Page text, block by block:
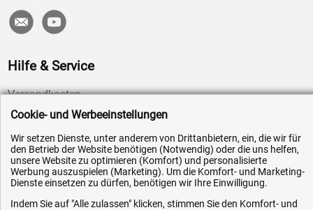
Hilfe & Service
Versandkosten
Zahlungsarten
Service
AGB / Widerrufsrecht
Datenschutz
Cookie- und Werbeeinstellungen
Wir setzen Dienste, unter anderem von Drittanbietern, ein, die wir für
den Betrieb der Website benötigen (Notwendig) oder die uns helfen,
unsere Website zu optimieren (Komfort) und personalisierte
Werbung auszuspielen (Marketing). Um die Komfort- und Marketing-
Dienste einsetzen zu dürfen, benötigen wir Ihre Einwilligung.
Indem Sie auf "Alle zulassen" klicken, stimmen Sie den Komfort- und